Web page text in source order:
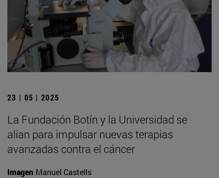
23 | 05 | 2025
La Fundación Botín y la Universidad se
alían para impulsar nuevas terapias
avanzadas contra el cáncer
Imagen Manuel Castells